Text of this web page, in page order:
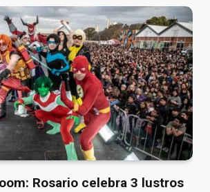
Rosario celebra 3 lustros